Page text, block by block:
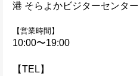
港 そらよかビジターセンター
【営業時間】
10:00〜19:00
【TEL】